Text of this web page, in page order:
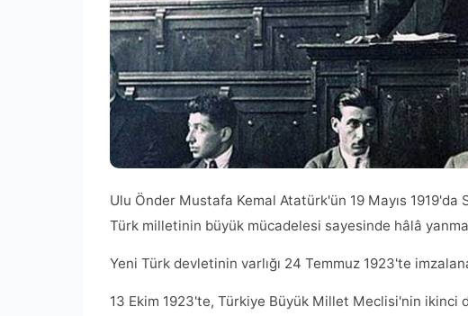
Ulu Önder Mustafa Kemal Atatürk'ün 19 Mayıs 1919'da
Türk milletinin büyük mücadelesi sayesinde hâlâ
Yeni Türk devletinin varlığı 24 Temmuz 1923'te
13 Ekim 1923'te, Türkiye Büyük Millet Meclisi'nin ikinci